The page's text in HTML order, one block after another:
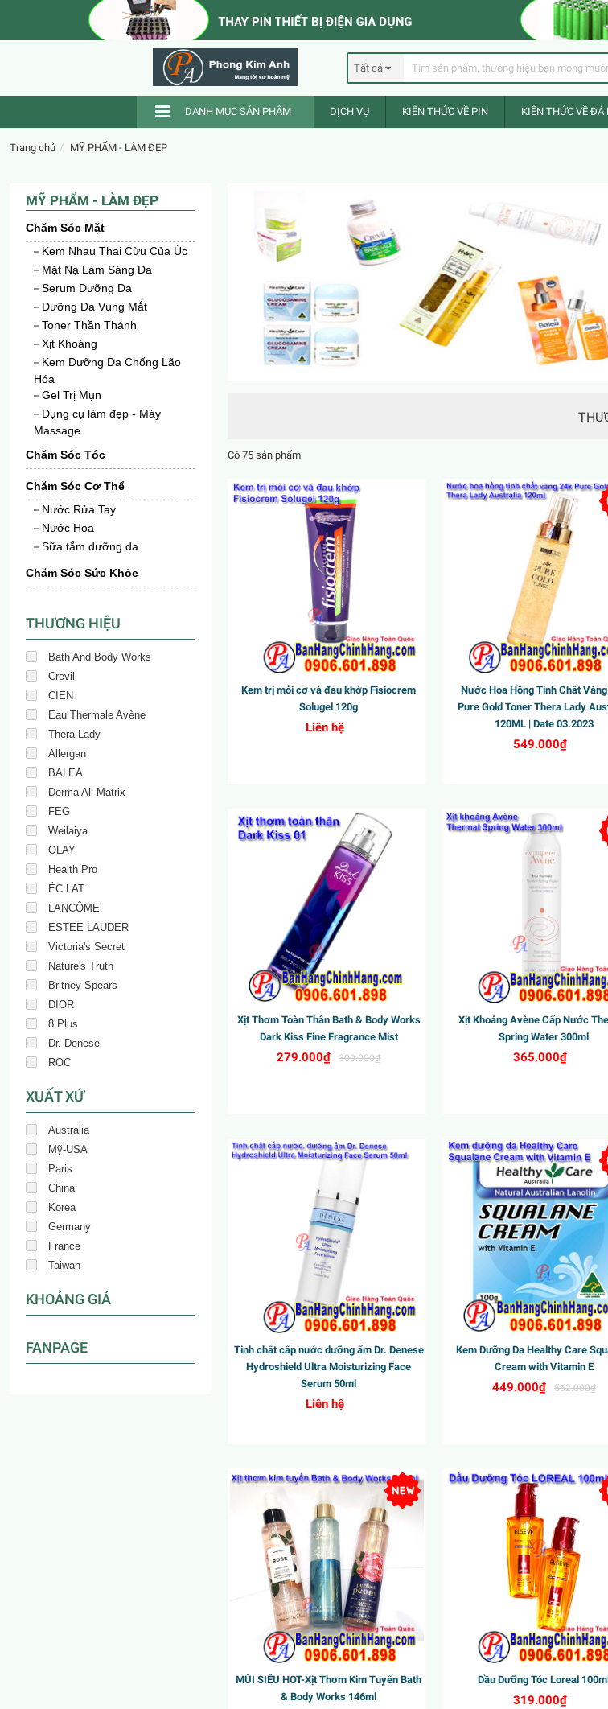
Tất cả
DANH MỤC SẢN PHẨM
DỊCH VỤ KIẾN THỨC VỀ PIN KIẾN THỨC VỀ ĐÁ
Trang chủ MỸ PHẨM - LÀM ĐẸP
Có 75 sản phẩm
Kem trị mỏi cơ và đau khớp Fisiocrem
Solugel 120g
Liên hệ
Nước Hoa Hồng Tinh Chất
Pure Gold Toner Thera Lady
120ML | Date 03.2023
549.000₫
Xịt Thơm Toàn Thân Bath & Body Works
Dark Kiss Fine Fragrance Mist
279.000₫ 300.000₫
Xịt Khoáng Avène Cấp Nước
Spring Water 300ml
365.000₫
Tinh chất cấp nước dưỡng ẩm Dr. Denese
Hydroshield Ultra Moisturizing Face
Serum 50ml
Liên hệ
Kem Dưỡng Da Healthy Care
Cream with Vitamin E
449.000₫ 562.000₫
MÙI SIÊU HOT-Xịt Thơm Kim Tuyến Bath
& Body Works 146ml
Dầu Dưỡng Tóc Loreal
319.000₫
New
MỸ PHẨM - LÀM ĐẸP
Chăm Sóc Mặt
Kem Nhau Thai Cừu Của Úc
Mặt Nạ Làm Sáng Da
Serum Dưỡng Da
Dưỡng Da Vùng Mắt
Toner Thần Thánh
Xịt Khoáng
Kem Dưỡng Da Chống Lão
Hóa
Gel Trị Mụn
Dụng cụ làm đẹp - Máy
Massage
Chăm Sóc Tóc
Chăm Sóc Cơ Thể
Nước Rửa Tay
Nước Hoa
Sữa tắm dưỡng da
Chăm Sóc Sức Khỏe
THƯƠNG HIỆU
Bath And Body Works
Crevil
CIEN
Eau Thermale Avène
Thera Lady
Allergan
BALEA
Derma All Matrix
FEG
Weilaiya
OLAY
Health Pro
ÉC.LAT
LANCÔME
ESTEE LAUDER
Victoria's Secret
Nature's Truth
Britney Spears
DIOR
8 Plus
Dr. Denese
ROC
XUẤT XỨ
Australia
Mỹ-USA
Paris
China
Korea
Germany
France
Taiwan
KHOẢNG GIÁ
FANPAGE